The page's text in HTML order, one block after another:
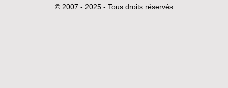
© 2007 - 2025 - Tous droits réservés